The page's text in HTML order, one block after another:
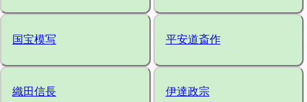
国宝模写 平安道斎作
織田信長 伊達政宗